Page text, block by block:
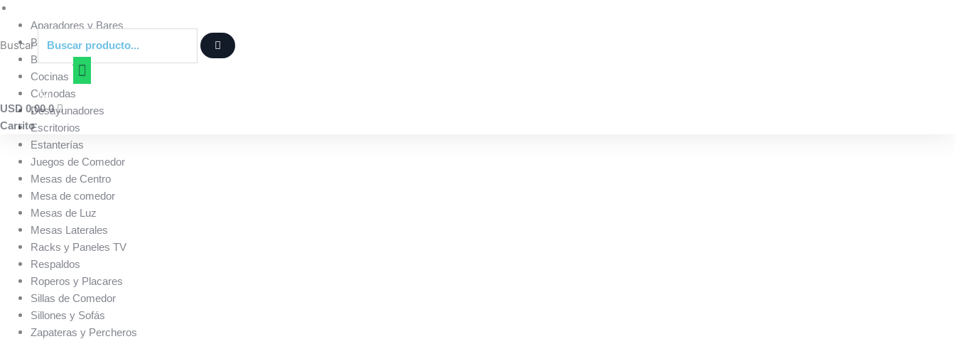
Ir
contenido
Buscar
USD 0,00 0
Carrito
Aparadores y Bares
Banquetas y Taburetes
Butacas y Poltronas
Cocinas
Cómodas
Desayunadores
Escritorios
Estanterías
Juegos de Comedor
Mesas de Centro
Mesa de comedor
Mesas de Luz
Mesas Laterales
Racks y Paneles TV
Respaldos
Roperos y Placares
Sillas de Comedor
Sillones y Sofás
Zapateras y Percheros